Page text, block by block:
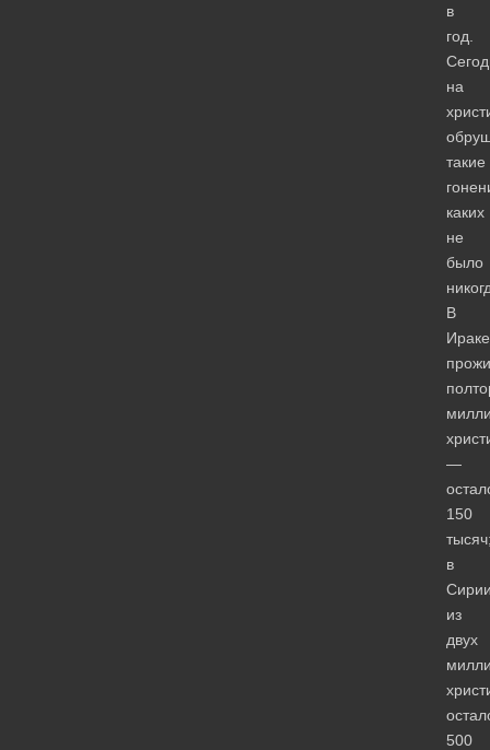
в
год.
на
такие
каких
не
было
В
Ираке
—
150
в
из
двух
500